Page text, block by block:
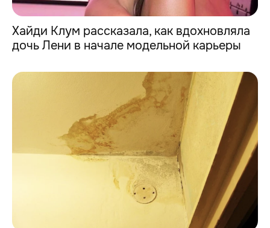
Хайди Клум рассказала, как вдохновляла
дочь Лени в начале модельной карьеры